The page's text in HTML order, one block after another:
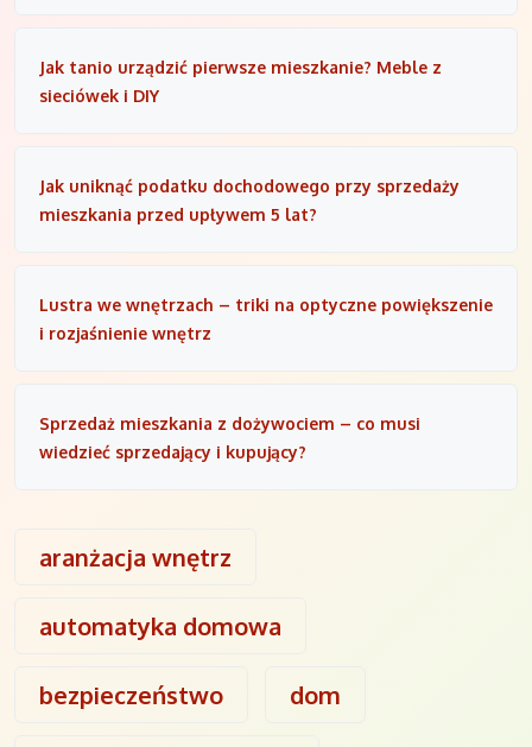
Jak tanio urządzić pierwsze mieszkanie? Meble z
sieciówek i DIY
Jak uniknąć podatku dochodowego przy sprzedaży
mieszkania przed upływem 5 lat?
Lustra we wnętrzach – triki na optyczne powiększenie
i rozjaśnienie wnętrz
Sprzedaż mieszkania z dożywociem – co musi
wiedzieć sprzedający i kupujący?
aranżacja wnętrz
automatyka domowa
bezpieczeństwo dom